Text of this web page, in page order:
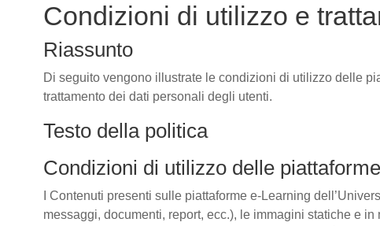
Condizioni di utilizzo e
Riassunto
Di seguito vengono illustrate le condizioni di utilizzo delle
trattamento dei dati personali degli utenti.
Testo della politica
Condizioni di utilizzo delle
I Contenuti presenti sulle piattaforme e-Learning
messaggi, documenti, report, ecc.), le immagini statiche e